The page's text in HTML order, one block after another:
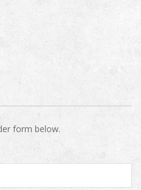
form below.